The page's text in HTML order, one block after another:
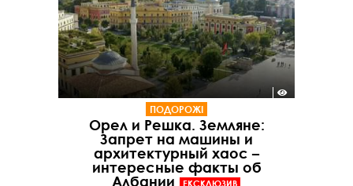
ПОДОРОЖІ
Орел и Решка. Земляне:
Запрет на машины и
архитектурный хаос –
интересные факты об
Албании
ЕКСКЛЮЗИВ